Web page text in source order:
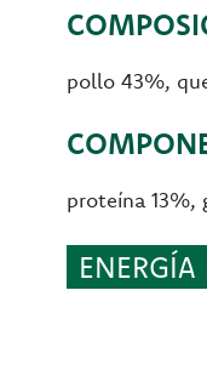
pollo 43%,
proteína 13%,